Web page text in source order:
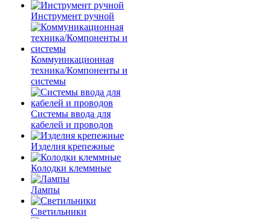
Инструмент ручной
Коммуникационная
техника/Компоненты и
системы
Системы ввода для
кабелей и проводов
Изделия крепежные
Колодки клеммные
Лампы
Светильники